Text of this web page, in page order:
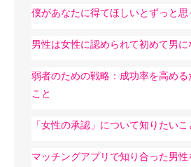
僕があなたに得てほしいとずっと
男性は女性に認められて初めて男に
弱者のための戦略：成功率を高める
こと
「女性の承認」について知りたい
マッチングアプリで知り合った男